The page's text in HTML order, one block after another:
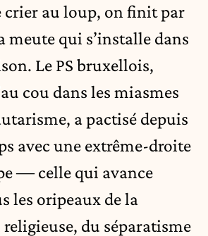
crier au loup, on finit par
meute qui s’installe dans
Le PS bruxellois,
cou dans les miasmes
a pactisé depuis
avec une extrême-droite
― celle qui avance
les oripeaux de la
du séparatisme